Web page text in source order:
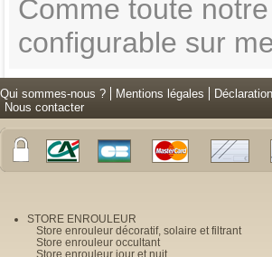
Comme toute
configurable sur
Qui sommes-nous ? Mentions légales
Nous contacter
STORE ENROULEUR
Store enrouleur décoratif, solaire et filtrant
Store enrouleur occultant
Store enrouleur jour et nuit